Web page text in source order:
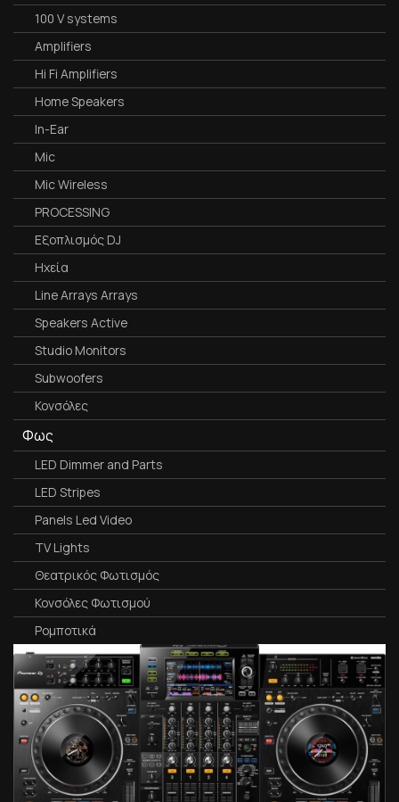
100 V systems
Amplifiers
Hi Fi Amplifiers
Home Speakers
In-Ear
Mic
Mic Wireless
PROCESSING
Εξοπλισμός DJ
Ηχεία
Line Arrays Arrays
Speakers Active
Studio Monitors
Subwoofers
Κονσόλες
Φως
LED Dimmer and Parts
LED Stripes
Panels Led Video
TV Lights
Θεατρικός Φωτισμός
Κονσόλες Φωτισμού
Ρομποτικά